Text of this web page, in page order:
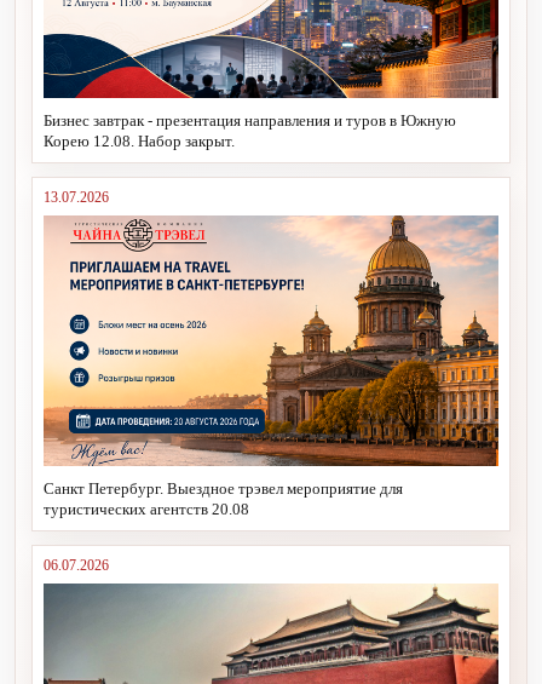
Бизнес завтрак - презентация направления и туров в Южную
Корею 12.08. Набор закрыт.
13.07.2026
Санкт Петербург. Выездное трэвел мероприятие для
туристических агентств 20.08
06.07.2026